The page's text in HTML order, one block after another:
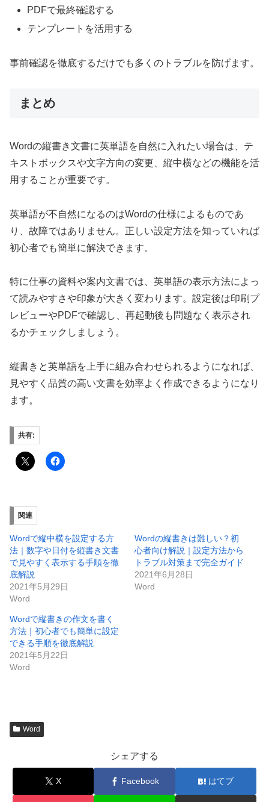
PDFで最終確認する
テンプレートを活用する
事前確認を徹底するだけでも多くのトラブルを防げます。
まとめ
Wordの縦書き文書に英単語を自然に入れたい場合は、テ
キストボックスや文字方向の変更、縦中横などの機能を活
用することが重要です。
英単語が不自然になるのはWordの仕様によるものであ
り、故障ではありません。正しい設定方法を知っていれば
初心者でも簡単に解決できます。
特に仕事の資料や案内文書では、英単語の表示方法によっ
て読みやすさや印象が大きく変わります。設定後は印刷プ
レビューやPDFで確認し、再起動後も問題なく表示され
るかチェックしましょう。
縦書きと英単語を上手に組み合わせられるようになれば、
見やすく品質の高い文書を効率よく作成できるようになり
ます。
共有:
関連
Wordで縦中横を設定する方
法｜数字や日付を縦書き文書
で見やすく表示する手順を徹
底解説
2021年5月29日
Word
Wordの縦書きは難しい？初
心者向け解説｜設定方法から
トラブル対策まで完全ガイド
2021年6月28日
Word
Wordで縦書きの作文を書く
方法｜初心者でも簡単に設定
できる手順を徹底解説
2021年5月22日
Word
Word
シェアする
X Facebook はてブ